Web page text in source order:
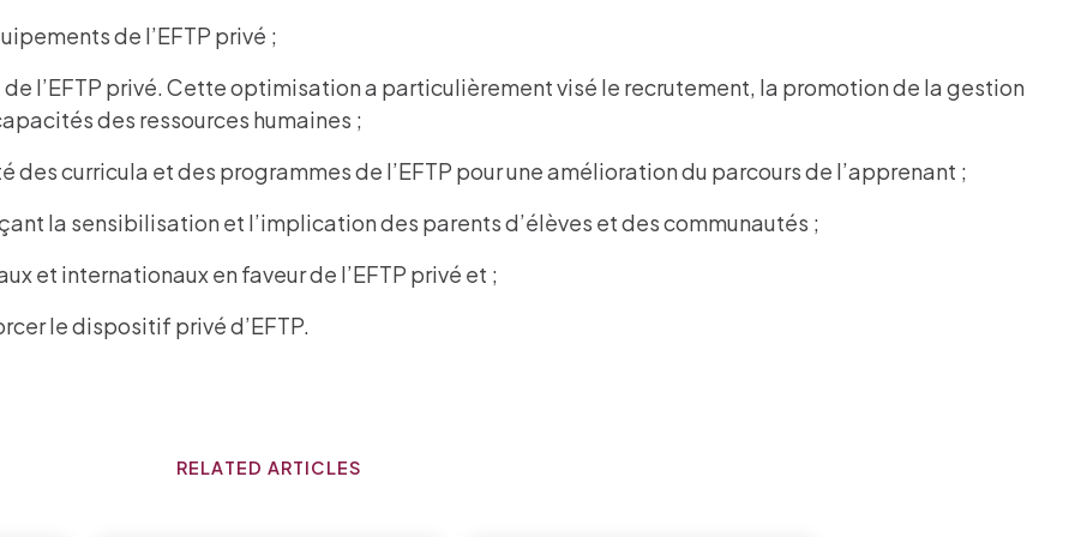
de l’EFTP privé ;
l’EFTP privé. Cette optimisation a particulièrement visé le recrutement, la promotion de la gestion
des ressources humaines ;
curricula et des programmes de l’EFTP pour une amélioration du parcours de l’apprenant ;
la sensibilisation et l’implication des parents d’élèves et des communautés ;
et internationaux en faveur de l’EFTP privé et ;
le dispositif privé d’EFTP.
RELATED ARTICLES